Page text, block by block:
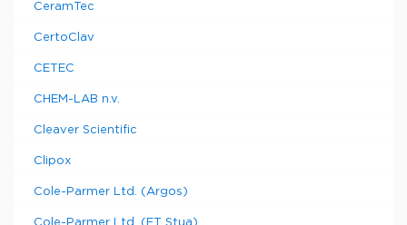
CeramTec
CertoClav
CETEC
CHEM-LAB n.v.
Cleaver Scientific
Clipox
Cole-Parmer Ltd. (Argos)
Cole-Parmer Ltd. (ET Stua)